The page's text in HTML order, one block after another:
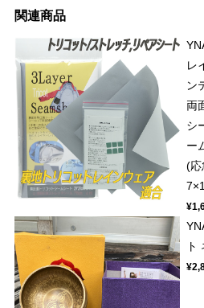
関連商品
レ
ン
両
シ
ー
(応
ト